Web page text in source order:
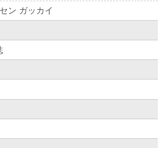
ン ガッカイ